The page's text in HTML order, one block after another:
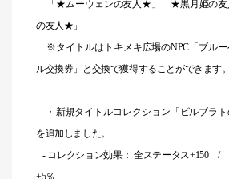
「★ムーウェンの友人★」「★黒月姫の
の友人★」
※タイトルはトキメキ広場のNPC「ブルー
ル交換券」と交換で獲得することができます。
・ 新規タイトルコレクション「ビルブラト
を追加しました。
- コレクション効果： 全ステータス+150 /